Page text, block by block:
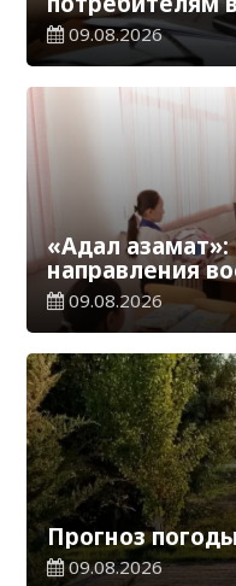
тенге
09.08.2026
«Адал
направления
работы в новом
09.08.2026
Прогноз
09.08.2026